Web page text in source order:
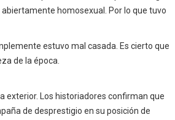
homosexual. Por lo que tuvo
estuvo mal casada. Es cierto que
de la época.
exterior. Los historiadores confirman que
de desprestigio en su posición de